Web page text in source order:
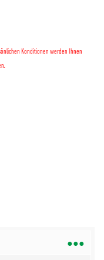
Konditionen werden Ihnen
●●●